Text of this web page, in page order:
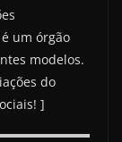
um órgão
modelos.
do
]